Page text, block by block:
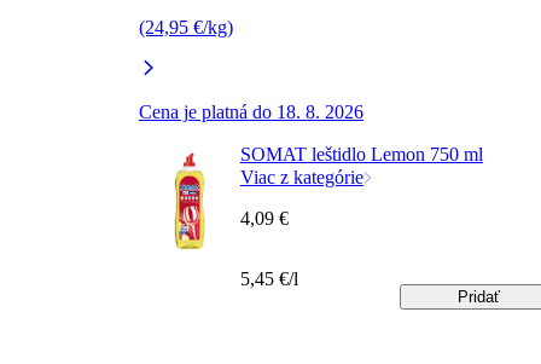
(24,95 €/kg)
Cena je platná do 18. 8. 2026
SOMAT leštidlo Lemon 750 ml
Viac z kategórie
4,09 €
5,45 €/l
Pridať